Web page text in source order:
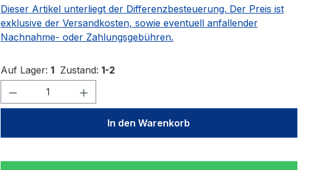
Dieser Artikel unterliegt der Differenzbesteuerung. Der Preis ist
exklusive der Versandkosten, sowie eventuell anfallender
Nachnahme- oder Zahlungsgebühren.
Auf Lager: 1 Zustand: 1-2
Produkt Anzahl: Gib den gewünschten Wert
In den Warenkorb